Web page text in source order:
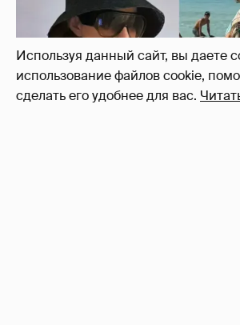
Используя данный сайт, вы даете
использование файлов cookie,
сделать его удобнее для вас.